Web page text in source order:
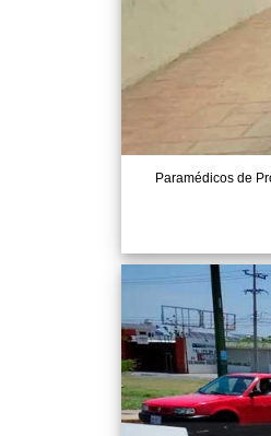
Paramédicos de